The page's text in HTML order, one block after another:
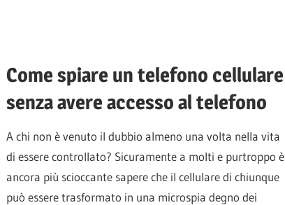
Come spiare un telefono cellulare
senza avere accesso al telefono
A chi non è venuto il dubbio almeno una volta nella vita
di essere controllato? Sicuramente a molti e purtroppo è
ancora più scioccante sapere che il cellulare di chiunque
può essere trasformato in una microspia degno dei